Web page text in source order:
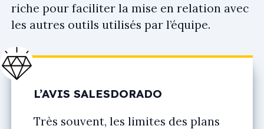
riche pour faciliter la mise en relation avec
les autres outils utilisés par l’équipe.
L’AVIS SALESDORADO
Très souvent, les limites des plans